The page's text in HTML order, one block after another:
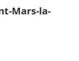
Mars-la-